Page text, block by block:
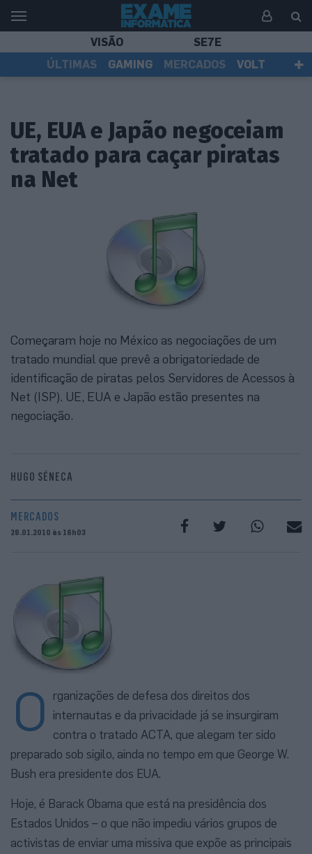
VISÃO
SE7E
ÚLTIMAS
GAMING MERCADOS
VOLT
UE, EUA e Japão negoceiam
tratado para caçar piratas
na Net
Começaram hoje no México as negociações de um
tratado mundial que prevê a obrigatoriedade de
identificação de piratas pelos Servidores de Acessos à
Net (ISP). UE, EUA e Japão estão presentes na
negociação.
HUGO SÉNECA
MERCADOS
26.01.2010 às 16h03
O
rganizações de defesa dos direitos dos
internautas e da privacidade já se insurgiram
contra o tratado ACTA, que alegam ter sido
preparado sob sigilo, ainda no tempo em que George W.
Bush era presidente dos EUA.
Hoje, é Barack Obama que está na presidência dos
Estados Unidos – o que não impediu vários grupos de
activistas de enviar uma missiva que expõe as principais